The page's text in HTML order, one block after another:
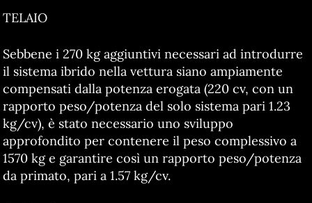
TELAIO
Sebbene i 270 kg aggiuntivi necessari ad introdurre
il sistema ibrido nella vettura siano ampiamente
compensati dalla potenza erogata (220 cv, con un
rapporto peso/potenza del solo sistema pari 1.23
kg/cv), è stato necessario uno sviluppo
approfondito per contenere il peso complessivo a
1570 kg e garantire così un rapporto peso/potenza
da primato, pari a 1.57 kg/cv.